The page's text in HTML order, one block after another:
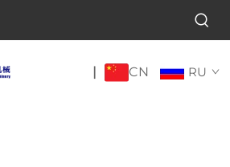
| CN RU